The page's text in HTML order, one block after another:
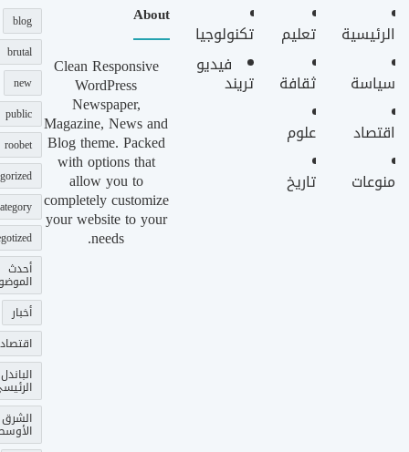
الرئيسية
سياسة
اقتصاد
منوعات
تعليم
ثقافة
علوم
تاريخ
تكنولوجيا
فيديو
تريند
About
Clean Responsive
WordPress
Newspaper,
Magazine, News and
Blog theme. Packed
with options that
allow you to
completely customize
your website to your
needs.
blog
brutal
new
public
roobet
أحدث
أخبار
اقتصاد
الباندل
الشرق